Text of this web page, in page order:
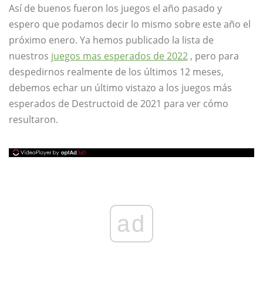
Así de buenos fueron los juegos el año pasado y
espero que podamos decir lo mismo sobre este año el
próximo enero. Ya hemos publicado la lista de
nuestros juegos mas esperados de 2022 , pero para
despedirnos realmente de los últimos 12 meses,
debemos echar un último vistazo a los juegos más
esperados de Destructoid de 2021 para ver cómo
resultaron.
ad